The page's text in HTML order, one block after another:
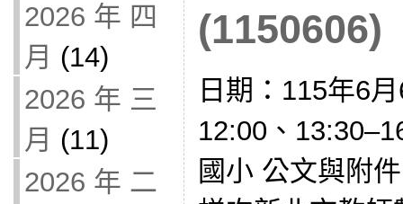
2026 年 四
月 (14)
2026 年 三
月 (11)
2026 年 二
(1150606)
日期：115年6
12:00、
國小 公文與附